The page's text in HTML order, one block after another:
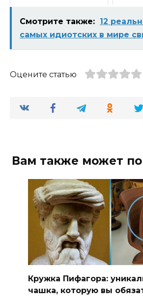
Смотрите также: 12
самых идиотских в мире
Оцените статью
Вам также может
Кружка Пифагора:
чашка, которую вы